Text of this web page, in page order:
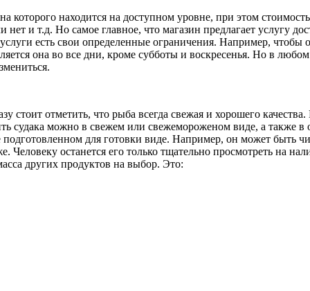
находится на доступном уровне, при этом
и т.д. Но самое главное, что магазин предлагает услугу
есть свои определенные ограничения. Например,
она во все дни, кроме субботы и воскресенья. Но в
стоит отметить, что рыба всегда свежая и хорошего
судака можно в свежем или свежемороженом виде, а также в
для готовки виде. Например, он может
Человеку останется его только тщательно просмотреть на
других продуктов на выбор. Это: